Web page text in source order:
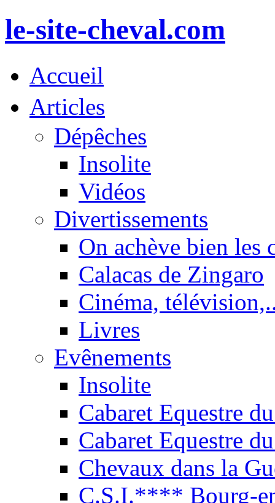
le-site-cheval.com
Accueil
Articles
Dépêches
Insolite
Vidéos
Divertissements
On achève bien les
Calacas de Zingaro
Cinéma,
Livres
Evênements
Insolite
Cabaret Equestre
Cabaret Equestre
Chevaux dans la
C.S.I.**** Bourg-